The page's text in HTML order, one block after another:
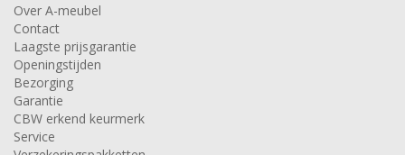
Over A-meubel
Contact
Laagste prijsgarantie
Openingstijden
Bezorging
Garantie
CBW erkend keurmerk
Service